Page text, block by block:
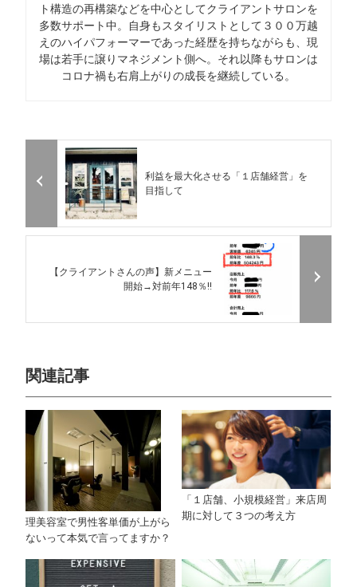
ト構造の再構築などを中心としてクライアントサロンを
多数サポート中。自身もスタイリストとして３００万越
えのハイパフォーマーであった経歴を持ちながらも、現
場は若手に譲りマネジメント側へ。それ以降もサロンは
コロナ禍も右肩上がりの成長を継続している。
利益を最大化させる「１店舗経営」を
目指して
【クライアントさんの声】新メニュー
開始→対前年148％!!
関連記事
理美容室で男性客単価が上がら
ないって本気で言ってますか？
「１店舗、小規模経営」来店周
期に対して３つの考え方